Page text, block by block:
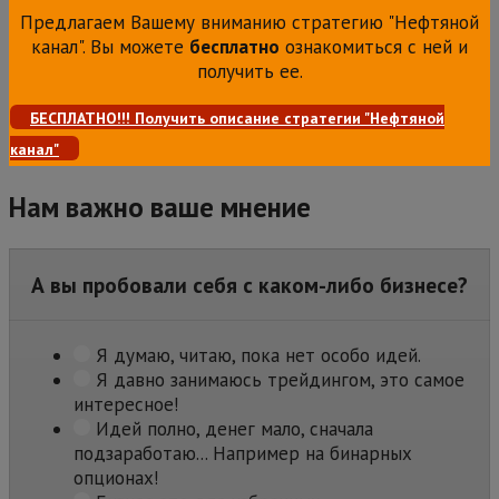
Предлагаем Вашему вниманию стратегию "Нефтяной
канал". Вы можете бесплатно ознакомиться с ней и
получить ее.
БЕСПЛАТНО!!! Получить описание стратегии "Нефтяной
канал"
Нам важно ваше мнение
А вы пробовали себя с каком-либо бизнесе?
Я думаю, читаю, пока нет особо идей.
Я давно занимаюсь трейдингом, это самое
интересное!
Идей полно, денег мало, сначала
подзаработаю... Например на бинарных
опционах!